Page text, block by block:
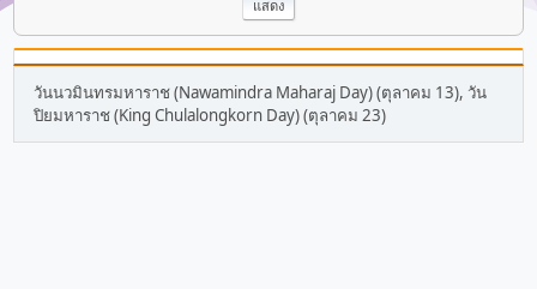
วันนวมินทรมหาราช (Nawamindra Maharaj Day) (ตุลาคม 13), วัน
ปิยมหาราช (King Chulalongkorn Day) (ตุลาคม 23)